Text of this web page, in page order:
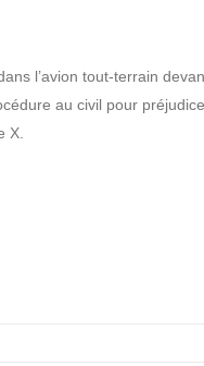
l’avion tout-terrain
au civil pour
X.